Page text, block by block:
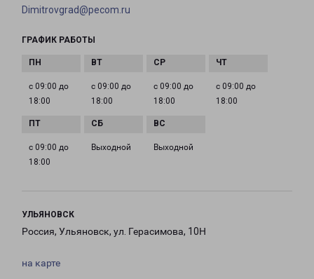
Dimitrovgrad@pecom.ru
ГРАФИК РАБОТЫ
с 09:00 до
18:00
с 09:00 до
18:00
с 09:00 до
18:00
с 09:00 до
18:00
с 09:00 до
18:00
Выходной Выходной
УЛЬЯНОВСК
Россия, Ульяновск, ул. Герасимова, 10Н
на карте